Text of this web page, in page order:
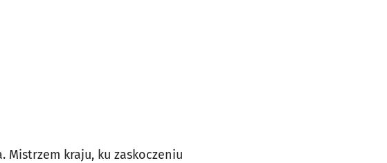
Mistrzem kraju, ku zaskoczeniu